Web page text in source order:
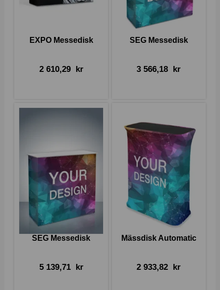
EXPO Messedisk
2 610,29kr
SEG Messedisk
3 566,18 kr
SEG Messedisk
5 139,71kr
Mässdisk Automatic
2 933,82 kr